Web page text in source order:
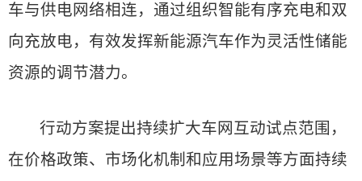
车与供电网络相连，通过组织智能有序充电和双
向充放电，有效发挥新能源汽车作为灵活性储能
资源的调节潜力。
行动方案提出持续扩大车网互动试点范围，
在价格政策、市场化机制和应用场景等方面持续